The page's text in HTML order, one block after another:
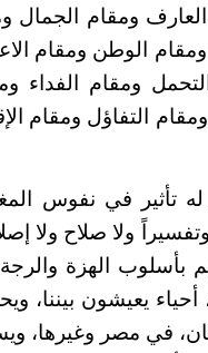
العارف ومقام
الوطن ومقام
ومقام الفداء
التفاؤل ومقام
تأثير في نفوس
ولا صلاح ولا
بأسلوب الهزة
يعيشون بيننا،
في مصر وغيرها،